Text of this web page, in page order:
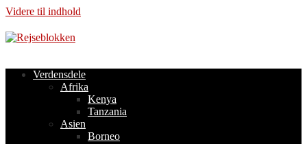
Videre til indhold
Verdensdele
Afrika
Kenya
Tanzania
Asien
Borneo